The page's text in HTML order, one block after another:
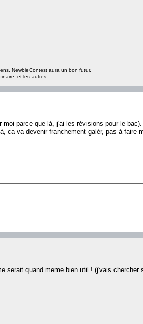
NewbieContest aura un bon futur.
et les autres.
parce que là, j'ai les révisions pour le
ca va devenir franchement galèr, pas à faire
serait quand meme bien util ! (j'vais chercher